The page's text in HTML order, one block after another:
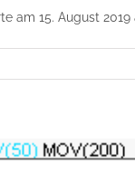
am 15. August